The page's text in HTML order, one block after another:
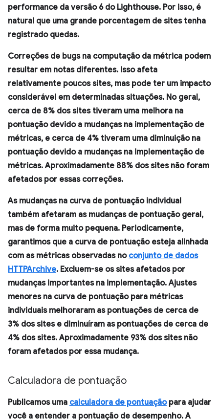
performance da versão 6 do Lighthouse. Por isso, é
natural que uma grande porcentagem de sites tenha
registrado quedas.
Correções de bugs na computação da métrica podem
resultar em notas diferentes. Isso afeta
relativamente poucos sites, mas pode ter um impacto
considerável em determinadas situações. No geral,
cerca de 8% dos sites tiveram uma melhora na
pontuação devido a mudanças na implementação de
métricas, e cerca de 4% tiveram uma diminuição na
pontuação devido a mudanças na implementação de
métricas. Aproximadamente 88% dos sites não foram
afetados por essas correções.
As mudanças na curva de pontuação individual
também afetaram as mudanças de pontuação geral,
mas de forma muito pequena. Periodicamente,
garantimos que a curva de pontuação esteja alinhada
com as métricas observadas no conjunto de dados
HTTPArchive. Excluem-se os sites afetados por
mudanças importantes na implementação. Ajustes
menores na curva de pontuação para métricas
individuais melhoraram as pontuações de cerca de
3% dos sites e diminuíram as pontuações de cerca de
4% dos sites. Aproximadamente 93% dos sites não
foram afetados por essa mudança.
Calculadora de pontuação
Publicamos uma calculadora de pontuaçãopara ajudar
você a entender a pontuação de desempenho. A